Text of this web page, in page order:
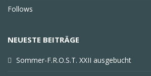
Follows
NEUESTE BEITRÄGE
Sommer-F.R.O.S.T. XXII ausgebucht